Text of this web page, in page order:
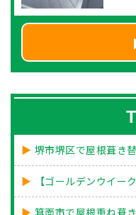
堺市堺区で屋根葺き
【ゴールデンウイー
箕面市で屋根重ね葺